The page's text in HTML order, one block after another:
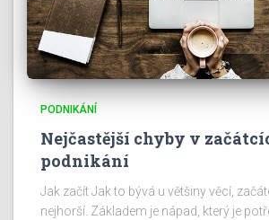
PODNIKÁNÍ
Nejčastější chyby v
podnikání
Jak začít Jak to bývá u většiny věcí,
nejhorší. Základem je nápad, který je